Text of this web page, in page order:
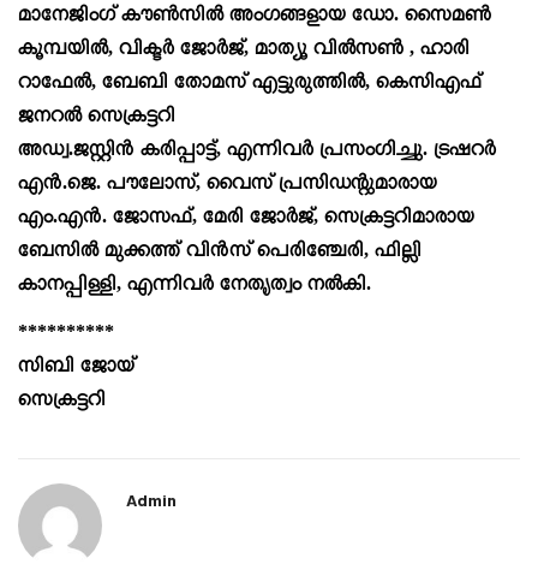
മാനേജിംഗ് കൗൺസിൽ അംഗങ്ങളായ ഡോ. സൈമൺ
കൂമ്പയിൽ, വിക്ടർ ജോർജ്, മാത്യൂ വിൽസൺ , ഹാരി
റാഫേൽ, ബേബി തോമസ് എട്ടുരുത്തിൽ, കെസിഎഫ്
ജനറൽ സെക്രട്ടറി
അഡ്വ.ജസ്റ്റിൻ കരിപ്പാട്ട്, എന്നിവർ പ്രസംഗിച്ചു. ട്രഷറർ
എൻ.ജെ. പൗലോസ്, വൈസ് പ്രസിഡൻ്റുമാരായ
എം.എൻ. ജോസഫ്, മേരി ജോർജ്, സെക്രട്ടറിമാരായ
ബേസിൽ മുക്കത്ത് വിൻസ് പെരിഞ്ചേരി, ഫില്ലി
കാനപ്പിള്ളി, എന്നിവർ നേതൃത്വം നൽകി.
**********
സിബി ജോയ്
സെക്രട്ടറി
Admin